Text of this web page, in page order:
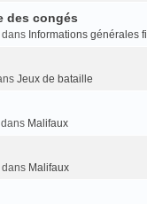
des congés
dans Informations générales
Jeux de bataille
Malifaux
dans Malifaux